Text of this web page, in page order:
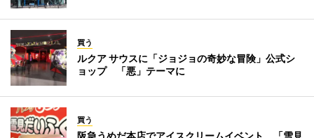
買う
ルクア サウスに「ジョジョの奇妙な冒険」公式シ
ョップ 「悪」テーマに
買う
阪急うめだ本店でアイスクリームイベント 「雪見